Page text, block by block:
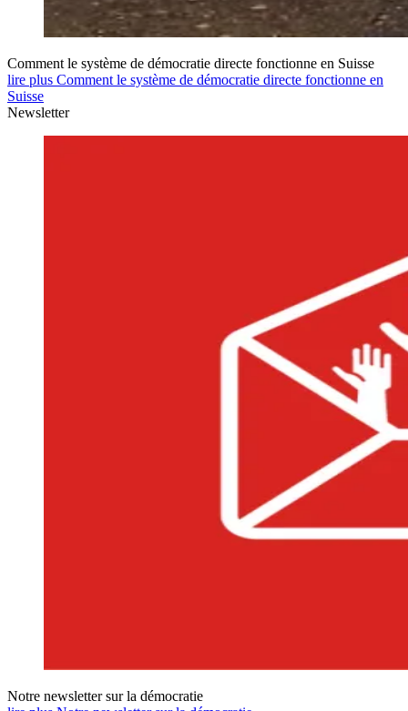
Comment le système de démocratie directe fonctionne en Suisse
lire plus Comment le système de démocratie directe fonctionne en
Suisse
Newsletter
Notre newsletter sur la démocratie